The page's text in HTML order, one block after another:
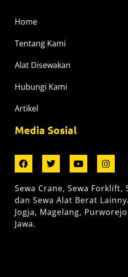
Home
Tentang Kami
Alat Disewakan
Hubungi Kami
Artikel
Media Sosial
Sewa Crane, Sewa Forklift,
dan Sewa Alat Berat
Jogja, Magelang,
Jawa.